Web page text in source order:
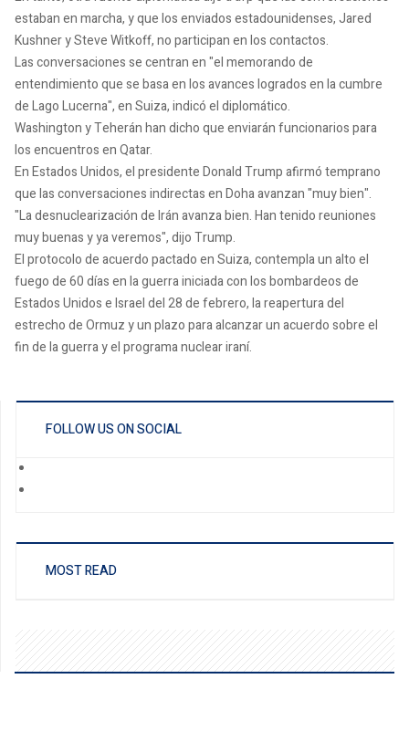
estaban en marcha, y que los enviados estadounidenses, Jared
Kushner y Steve Witkoff, no participan en los contactos.
Las conversaciones se centran en "el memorando de
entendimiento que se basa en los avances logrados en la cumbre
de Lago Lucerna", en Suiza, indicó el diplomático.
Washington y Teherán han dicho que enviarán funcionarios para
los encuentros en Qatar.
En Estados Unidos, el presidente Donald Trump afirmó temprano
que las conversaciones indirectas en Doha avanzan "muy bien".
"La desnuclearización de Irán avanza bien. Han tenido reuniones
muy buenas y ya veremos", dijo Trump.
El protocolo de acuerdo pactado en Suiza, contempla un alto el
fuego de 60 días en la guerra iniciada con los bombardeos de
Estados Unidos e Israel del 28 de febrero, la reapertura del
estrecho de Ormuz y un plazo para alcanzar un acuerdo sobre el
fin de la guerra y el programa nuclear iraní.
FOLLOW US ON SOCIAL
MOST READ